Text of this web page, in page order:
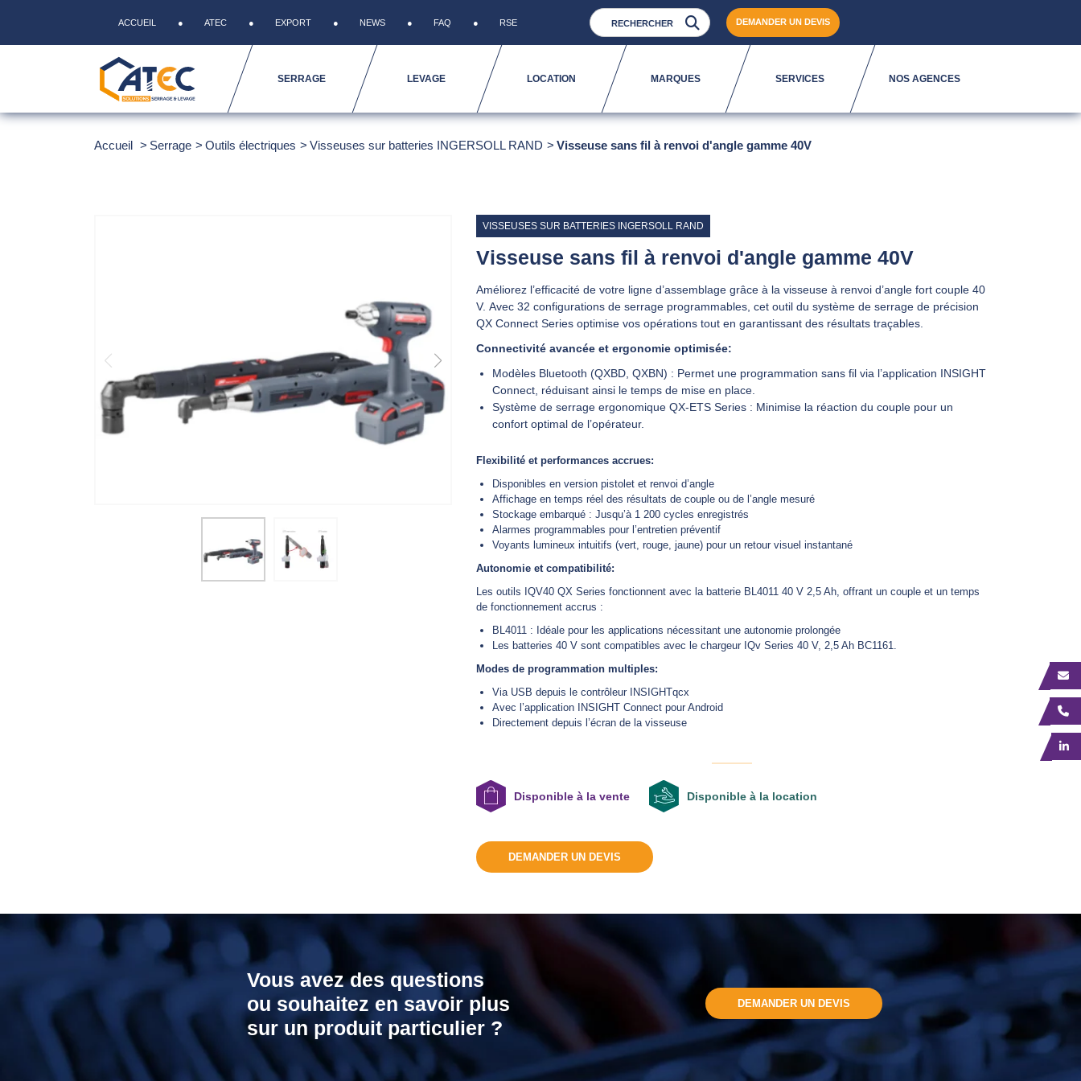
ACCUEIL ATEC EXPORT NEWS FAQ RSE DEMANDER UN DEVIS
SERRAGE LEVAGE LOCATION MARQUES SERVICES NOS AGENCES
Accueil Serrage Outils électriques Visseuses sur batteries INGERSOLL RAND Visseuse sans fil à renvoi d'angle gamme 40V
VISSEUSES SUR BATTERIES INGERSOLL RAND
Visseuse sans fil à renvoi d'angle gamme 40V
Améliorez l’efficacité de votre ligne d’assemblage grâce à la visseuse à renvoi d’angle fort couple 40
V. Avec 32 configurations de serrage programmables, cet outil du système de serrage de précision
QX Connect Series optimise vos opérations tout en garantissant des résultats traçables.
Connectivité avancée et ergonomie optimisée:
Modèles Bluetooth (QXBD, QXBN) : Permet une programmation sans fil via l’application INSIGHT
Connect, réduisant ainsi le temps de mise en place.
Système de serrage ergonomique QX-ETS Series : Minimise la réaction du couple pour un
confort optimal de l’opérateur.
Flexibilité et performances accrues:
Disponibles en version pistolet et renvoi d’angle
Affichage en temps réel des résultats de couple ou de l’angle mesuré
Stockage embarqué : Jusqu’à 1 200 cycles enregistrés
Alarmes programmables pour l’entretien préventif
Voyants lumineux intuitifs (vert, rouge, jaune) pour un retour visuel instantané
Autonomie et compatibilité:
Les outils IQV40 QX Series fonctionnent avec la batterie BL4011 40 V 2,5 Ah, offrant un couple et un temps
de fonctionnement accrus :
BL4011 : Idéale pour les applications nécessitant une autonomie prolongée
Les batteries 40 V sont compatibles avec le chargeur IQv Series 40 V, 2,5 Ah BC1161.
Modes de programmation multiples:
Via USB depuis le contrôleur INSIGHTqcx
Avec l’application INSIGHT Connect pour Android
Directement depuis l’écran de la visseuse
Disponible à la vente Disponible à la location
DEMANDER UN DEVIS
Vous avez des questions
ou souhaitez en savoir plus
sur un produit particulier ?
DEMANDER UN DEVIS